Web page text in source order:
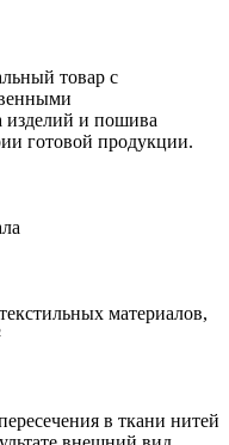
товар с
изделий и пошива
готовой продукции.
материалов,
в ткани нитей